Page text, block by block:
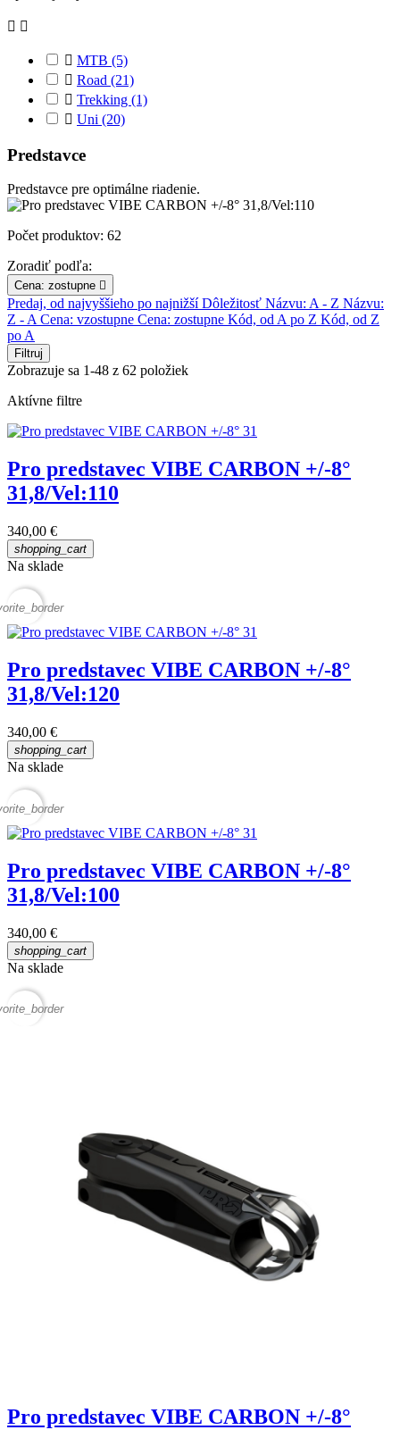
 
 MTB (5)
 Road (21)
 Trekking (1)
 Uni (20)
Predstavce
Predstavce pre optimálne riadenie.
Počet produktov: 62
Zoradiť podľa:
Cena: zostupne 
Predaj, od najvyššieho po najnižšíDôležitosť Názvu: A - Z Názvu:
Z - ACena: vzostupne Cena: zostupne Kód, od A po Z Kód, od Z
po A
Filtruj
Zobrazuje sa 1-48 z 62 položiek
Aktívne filtre
Pro predstavec VIBE CARBON +/-8°
31,8/Vel:110
340,00 €
shopping_cart
Na sklade
Pro predstavec VIBE CARBON +/-8°
31,8/Vel:120
340,00 €
shopping_cart
Na sklade
Pro predstavec VIBE CARBON +/-8°
31,8/Vel:100
340,00 €
shopping_cart
Na sklade
Pro predstavec VIBE CARBON +/-8°